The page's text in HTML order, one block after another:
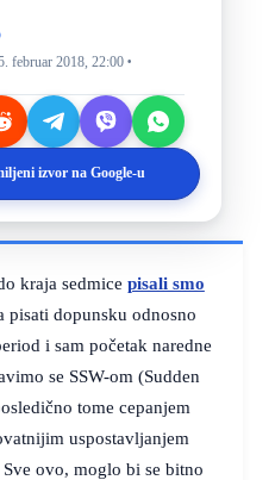
februar 2018, 22:00 ·
izvor na Google-u
kraja sedmice pisali smo
pisati dopunsku odnosno
i sam početak naredne
se SSW-om (Sudden
tome cepanjem
uspostavljanjem
ovo, moglo bi se bitno